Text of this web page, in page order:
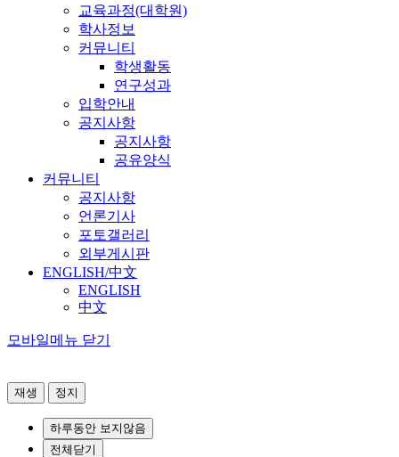
교육과정(대학원)
학사정보
커뮤니티
학생활동
연구성과
입학안내
공지사항
공지사항
공유양식
커뮤니티
공지사항
언론기사
포토갤러리
외부게시판
ENGLISH/中文
ENGLISH
中文
모바일메뉴 닫기
재생 정지
하루동안 보지않음
전체닫기